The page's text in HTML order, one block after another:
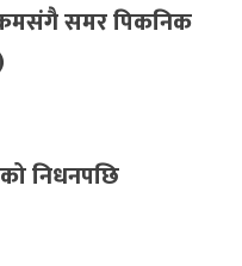
समर पिकनिक
निधनपछि